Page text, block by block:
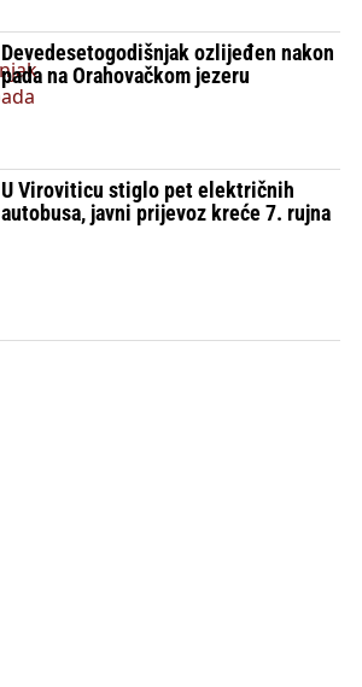
Devedesetogodišnjak ozlijeđen nakon
pada na Orahovačkom jezeru
U Viroviticu stiglo pet električnih
autobusa, javni prijevoz kreće 7. rujna